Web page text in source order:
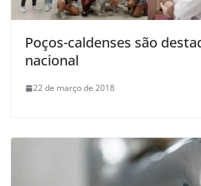
Poços-caldenses são
nacional
22 de março de 2018